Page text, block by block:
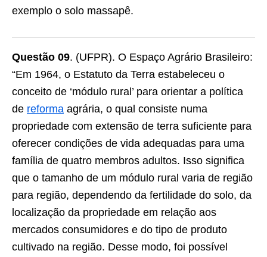
exemplo o solo massapê.
Questão 09. (UFPR). O Espaço Agrário Brasileiro:
“Em 1964, o Estatuto da Terra estabeleceu o
conceito de ‘módulo rural’ para orientar a política
de reforma agrária, o qual consiste numa
propriedade com extensão de terra suficiente para
oferecer condições de vida adequadas para uma
família de quatro membros adultos. Isso significa
que o tamanho de um módulo rural varia de região
para região, dependendo da fertilidade do solo, da
localização da propriedade em relação aos
mercados consumidores e do tipo de produto
cultivado na região. Desse modo, foi possível